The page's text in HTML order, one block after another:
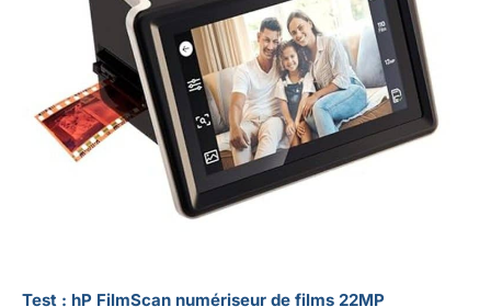
Test : hP FilmScan numériseur de films 22MP